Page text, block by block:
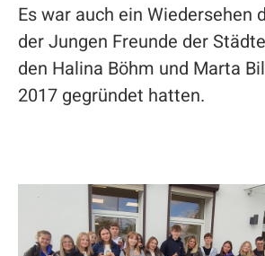
Es war auch ein Wiedersehen
der Jungen Freunde der
den Halina Böhm und Marta
2017 gegründet hatten.